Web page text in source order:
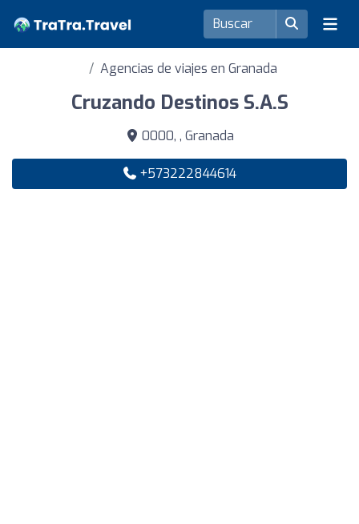
Agencias de viajes en Granada
Cruzando Destinos S.A.S
0000, , Granada
+573222844614